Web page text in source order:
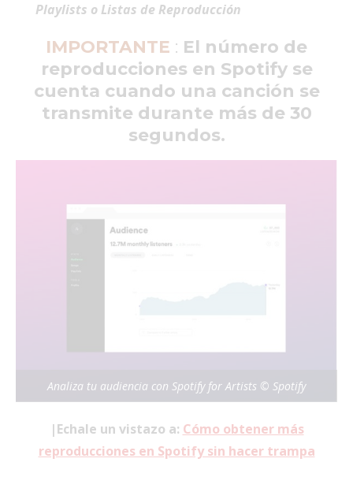
Playlists o Listas de Reproducción
IMPORTANTE : El número de
reproducciones en Spotify se
cuenta cuando una canción se
transmite durante más de 30
segundos.
Analiza tu audiencia con Spotify for Artists © Spotify
|Echale un vistazo a: Cómo obtener más
reproducciones en Spotify sin hacer trampa